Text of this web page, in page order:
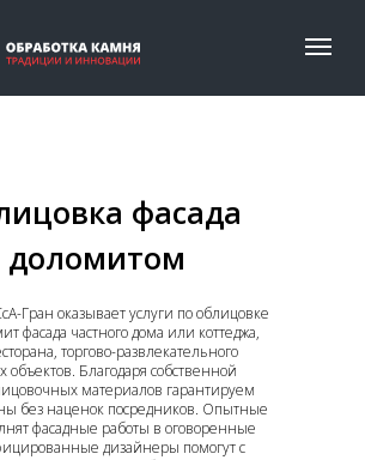
Гран оказывает услуги по облицовке
фасада частного дома или коттеджа,
торгово-развлекательного
Благодаря собственной
материалов гарантируем
без наценок посредников. Опытные
фасадные работы в оговоренные
дизайнеры помогут с
фасада
доломитом